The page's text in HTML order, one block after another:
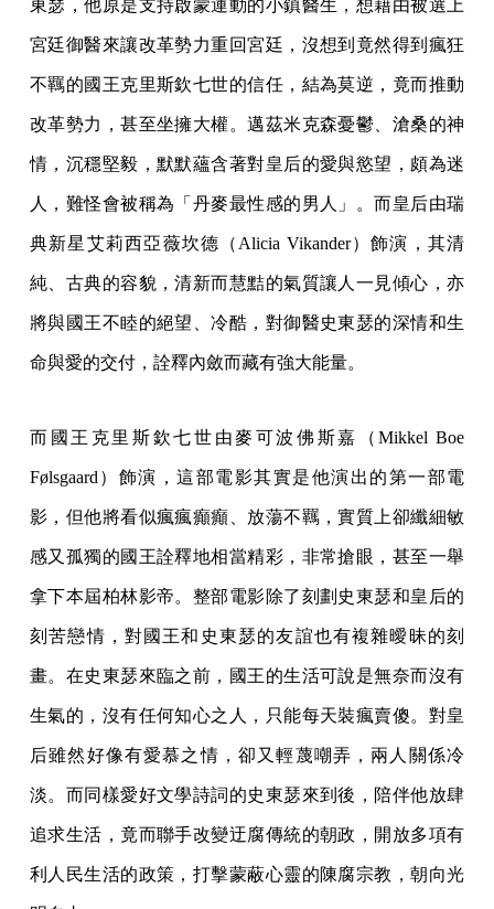
東瑟，他原是支持啟蒙運動的小鎮醫生，想藉由被選上
宮廷御醫來讓改革勢力重回宮廷，沒想到竟然得到瘋狂
不羈的國王克里斯欽七世的信任，結為莫逆，竟而推動
改革勢力，甚至坐擁大權。邁茲米克森憂鬱、滄桑的神
情，沉穩堅毅，默默蘊含著對皇后的愛與慾望，頗為迷
人，難怪會被稱為「丹麥最性感的男人」。而皇后由瑞
典新星艾莉西亞薇坎德（Alicia Vikander）飾演，其清
純、古典的容貌，清新而慧黠的氣質讓人一見傾心，亦
將與國王不睦的絕望、冷酷，對御醫史東瑟的深情和生
命與愛的交付，詮釋內斂而藏有強大能量。
而國王克里斯欽七世由麥可波佛斯嘉（Mikkel Boe
Følsgaard）飾演，這部電影其實是他演出的第一部電
影，但他將看似瘋瘋癲癲、放蕩不羈，實質上卻纖細敏
感又孤獨的國王詮釋地相當精彩，非常搶眼，甚至一舉
拿下本屆柏林影帝。整部電影除了刻劃史東瑟和皇后的
刻苦戀情，對國王和史東瑟的友誼也有複雜曖昧的刻
畫。在史東瑟來臨之前，國王的生活可說是無奈而沒有
生氣的，沒有任何知心之人，只能每天裝瘋賣傻。對皇
后雖然好像有愛慕之情，卻又輕蔑嘲弄，兩人關係冷
淡。而同樣愛好文學詩詞的史東瑟來到後，陪伴他放肆
追求生活，竟而聯手改變迂腐傳統的朝政，開放多項有
利人民生活的政策，打擊蒙蔽心靈的陳腐宗教，朝向光